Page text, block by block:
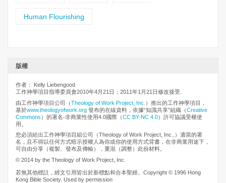
Human Flourishing
版權
作者： Kelly Liebengood
工作神學項目指導委員會2010年4月21日；2011年1月21日修改接受.
由工作神學項目公司（Theology of Work Project, Inc. ）推出的工作神學項目，
基於www.theologyofwork.org 發布的在線資料，依據“知識共享”組織（Creative
Commons ）的署名-非商業性使用4.0國際（CC BY-NC 4.0）許可協議受權使
用。
您必須給出工作神學項目組公司（Theology of Work Project, Inc.,）適當的署
名，且不得以任何方式暗示授權人為你或你的使用方式背書，在非商業用途下，
可自由分享（複製、發布及傳輸），重混（調整）此份材料。
© 2014 by the Theology of Work Project, Inc.
若無其他標註，經文引用皆出於新標點和合本聖經。Copyright © 1996 Hong
Kong Bible Society. Used by permission